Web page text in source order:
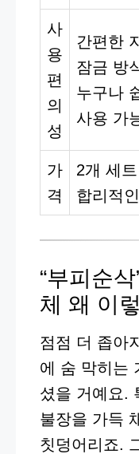
사
용
편
의
성
간편한
잠금 방
누구나
사용 가
가
격
2개 세
합리적
“부피순
체 왜 이
점점 더 좁아
에 숨 막히는
셨을 거예요.
불장을 가득
칫덩어리죠.